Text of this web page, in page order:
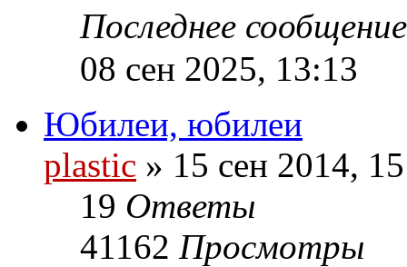
Последнее
08 сен 2025, 13:13
Юбилеи, юбилеи
plastic » 15 сен 2014,
19 Ответы
41162 Просмотры